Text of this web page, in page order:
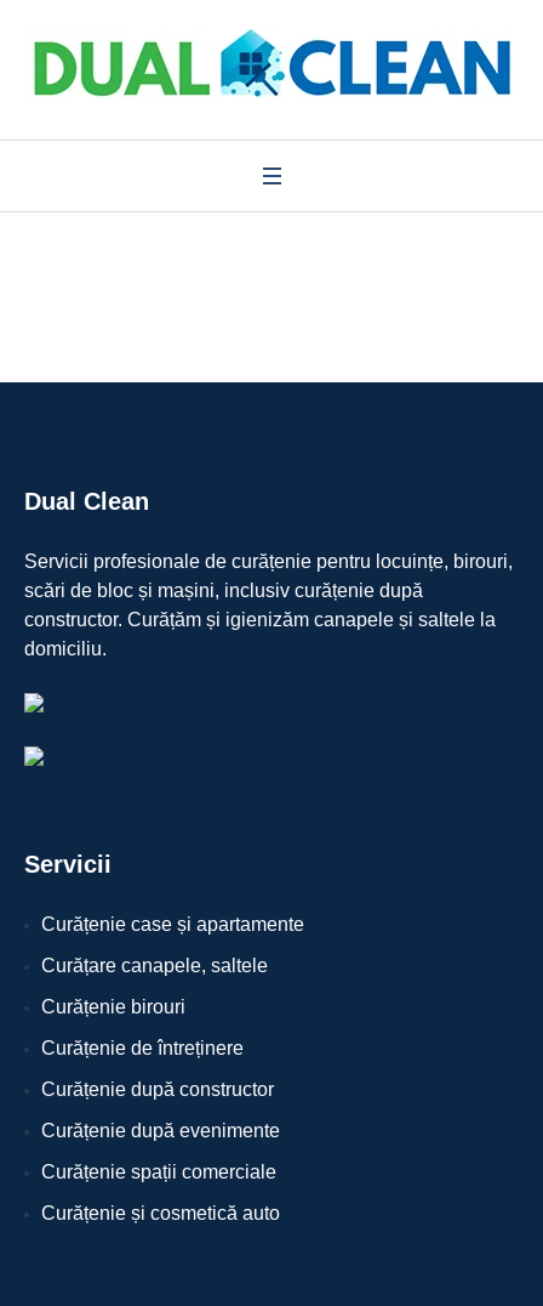
Dual Clean
Servicii profesionale de curățenie pentru locuințe, birouri,
scări de bloc și mașini, inclusiv curățenie după
constructor. Curățăm și igienizăm canapele și saltele la
domiciliu.
Servicii
Curățenie case și apartamente
Curățare canapele, saltele
Curățenie birouri
Curățenie de întreținere
Curățenie după constructor
Curățenie după evenimente
Curățenie spații comerciale
Curățenie și cosmetică auto